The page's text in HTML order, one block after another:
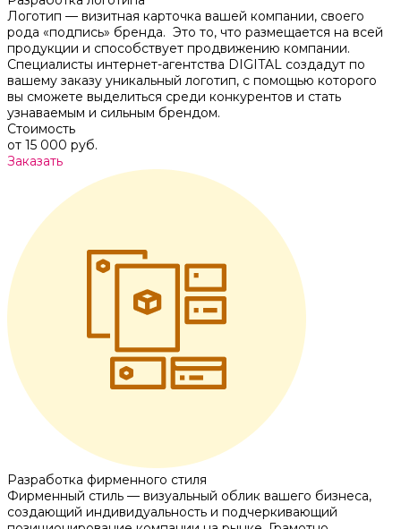
Логотип — визитная карточка вашей компании, своего
рода «подпись» бренда. Это то, что размещается на всей
продукции и способствует продвижению компании.
Специалисты интернет-агентства DIGITAL создадут по
вашему заказу уникальный логотип, с помощью которого
вы сможете выделиться среди конкурентов и стать
узнаваемым и сильным брендом.
Стоимость
от 15 000 руб.
Заказать
Разработка фирменного стиля
Фирменный стиль — визуальный облик вашего бизнеса,
создающий индивидуальность и подчеркивающий